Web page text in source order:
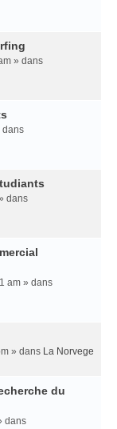
» dans
dans
dans
am » dans
» dans La Norvege
du
dans